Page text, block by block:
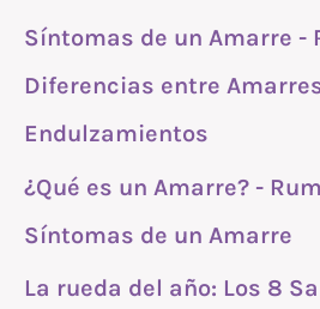
Síntomas de un Amarre -
Diferencias entre
Endulzamientos
¿Qué es un Amarre? -
Síntomas de un Amarre
La rueda del año: Los 8